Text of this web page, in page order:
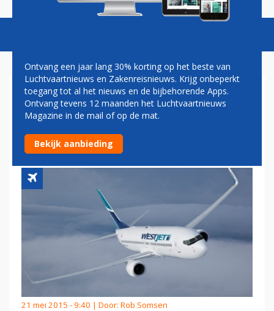
KLM EN WESTJET KIJKEN
NAAR FLYING BLUE OP
WESTJET-VLUCHTEN
21 mei 2015 - 9:40 | Door: Rob Somsen
Ontvang een jaar lang 30% korting op het beste van
Luchtvaartnieuws en Zakenreisnieuws. Krijg onbeperkt
toegang tot al het nieuws en de bijbehorende Apps.
Ontvang tevens 12 maanden het Luchtvaartnieuws
Magazine in de mail of op de mat.
Bekijk aanbieding